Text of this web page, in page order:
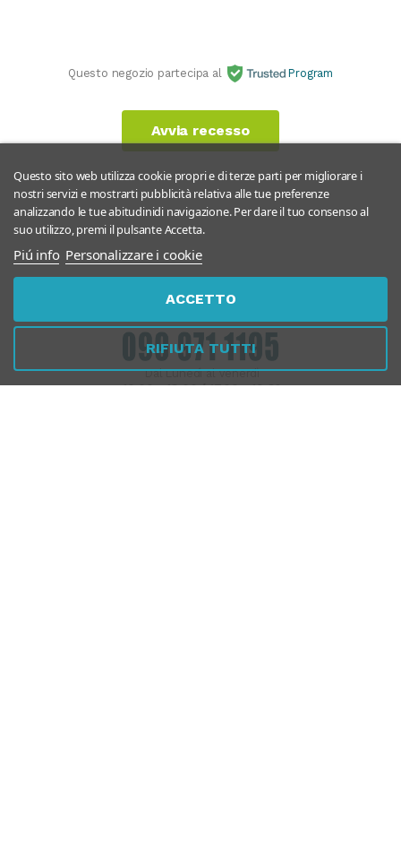
Questo negozio partecipa al Program
Avvia recesso
Questo sito web utilizza cookie propri e di terze parti per migliorare i
nostri servizi e mostrarti pubblicità relativa alle tue preferenze
analizzando le tue abitudinidi navigazione. Per dare il tuo consenso al
suo utilizzo, premi il pulsante Accetta.
Piú info Personalizzare i cookie
RIFIUTA TUTTI
ACCETTO
Chiamaci
Dal Lunedì al Venerdì
10:00 - 13:00 / 17.00 - 19.30